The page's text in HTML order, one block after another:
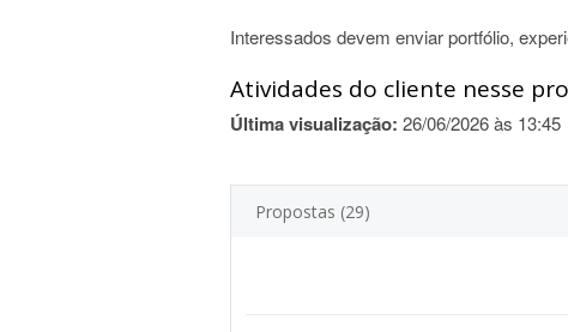
Interessados devem enviar portfólio,
Atividades do cliente nesse
Última visualização: 26/06/2026 às 13:45
Propostas (29)